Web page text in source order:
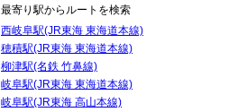
最寄り駅からルートを検索
西岐阜駅(JR東海 東海道本線)
穂積駅(JR東海 東海道本線)
柳津駅(名鉄 竹鼻線)
岐阜駅(JR東海 東海道本線)
岐阜駅(JR東海 高山本線)